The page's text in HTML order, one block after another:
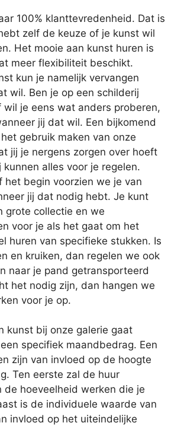
100% klanttevredenheid. Dat is
zelf de keuze of je kunst wil
Het mooie aan kunst huren is
meer flexibiliteit beschikt.
kun je namelijk vervangen
wil. Ben je op een schilderij
wil je eens wat anders proberen,
jij dat wil. Een bijkomend
gebruik maken van onze
jij je nergens zorgen over hoeft
kunnen alles voor je regelen.
het begin voorzien we je van
jij dat nodig hebt. Je kunt
grote collectie en we
voor je als het gaat om het
huren van specifieke stukken. Is
en kruiken, dan regelen we ook
naar je pand getransporteerd
het nodig zijn, dan hangen we
voor je op.
kunst bij onze galerie gaat
specifiek maandbedrag. Een
zijn van invloed op de hoogte
Ten eerste zal de huur
de hoeveelheid werken die je
is de individuele waarde van
invloed op het uiteindelijke